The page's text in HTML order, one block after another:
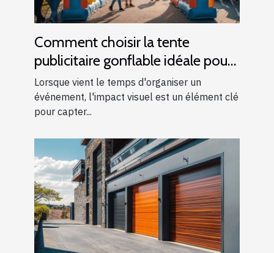
Comment choisir la tente
publicitaire gonflable idéale pour
vos événements
Lorsque vient le temps d'organiser un
événement, l'impact visuel est un élément clé
pour capter...